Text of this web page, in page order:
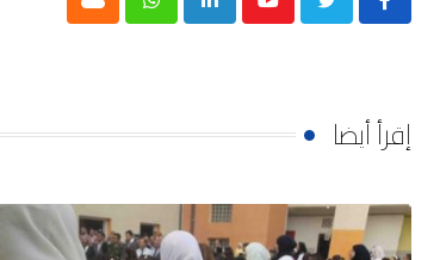
Youtube
LinkedIn
Whatsapp
Cloud
إقرأ أيضا